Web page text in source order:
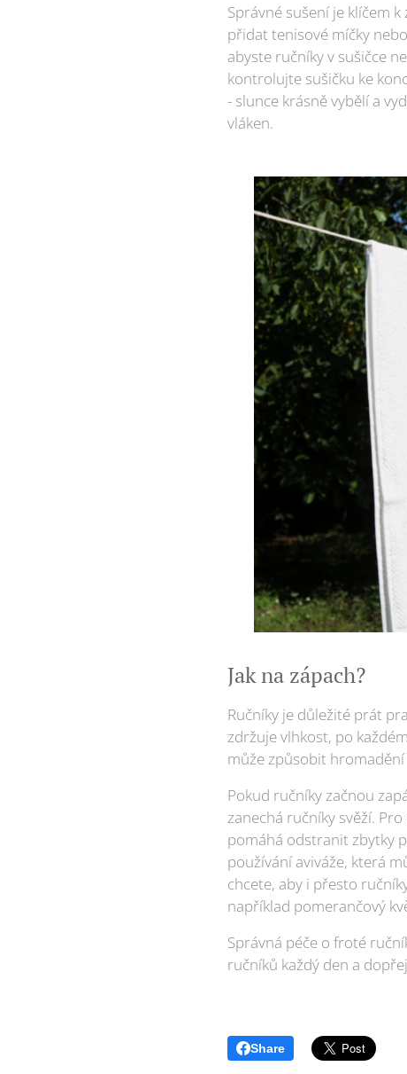
Správné sušení je klíčem
přidat tenisové míčky
abyste ručníky v sušičce
kontrolujte sušičku ke
- slunce krásně vybělí a
vláken.
Jak na zápach?
Ručníky je důležité prát
zdržuje vlhkost, po
může způsobit
Pokud ručníky začnou
zanechá ručníky svěží.
pomáhá odstranit zbytky
používání aviváže, která
chcete, aby i přesto
například pomerančový
Správná péče o froté
ručníků každý den a
Share